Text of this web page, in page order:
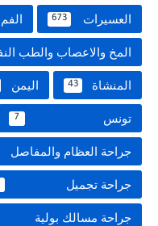
العسيرات 673
المخ والاعصاب والطب
المنشاة 43 اليمن
تونس 7
جراحة العظام والمفاصل
جراحة تجميل
جراحة مسالك بولية